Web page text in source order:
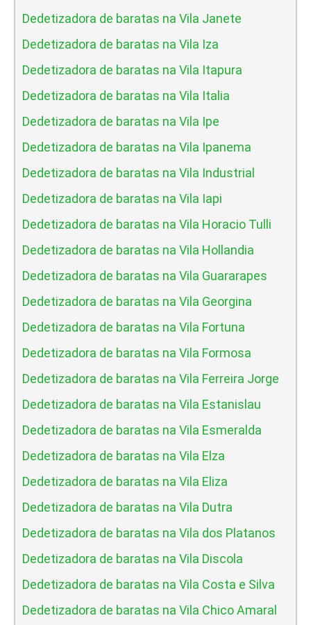
Dedetizadora de baratas na Vila Janete
Dedetizadora de baratas na Vila Iza
Dedetizadora de baratas na Vila Itapura
Dedetizadora de baratas na Vila Italia
Dedetizadora de baratas na Vila Ipe
Dedetizadora de baratas na Vila Ipanema
Dedetizadora de baratas na Vila Industrial
Dedetizadora de baratas na Vila Iapi
Dedetizadora de baratas na Vila Horacio Tulli
Dedetizadora de baratas na Vila Hollandia
Dedetizadora de baratas na Vila Guararapes
Dedetizadora de baratas na Vila Georgina
Dedetizadora de baratas na Vila Fortuna
Dedetizadora de baratas na Vila Formosa
Dedetizadora de baratas na Vila Ferreira Jorge
Dedetizadora de baratas na Vila Estanislau
Dedetizadora de baratas na Vila Esmeralda
Dedetizadora de baratas na Vila Elza
Dedetizadora de baratas na Vila Eliza
Dedetizadora de baratas na Vila Dutra
Dedetizadora de baratas na Vila dos Platanos
Dedetizadora de baratas na Vila Discola
Dedetizadora de baratas na Vila Costa e Silva
Dedetizadora de baratas na Vila Chico Amaral